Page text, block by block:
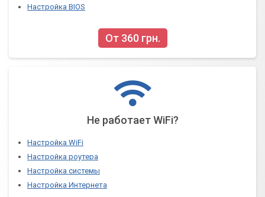
Настройка BIOS
От 360 грн.
Не работает WiFi?
Настройка WiFi
Настройка роутера
Настройка системы
Настройка Интернета